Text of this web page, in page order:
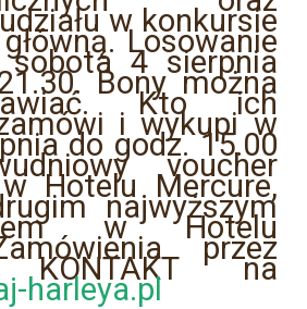
w konkursie
Losowanie
4 sierpnia
Bony można
Kto ich
i wykupi w
do godz. 15.00
voucher
Hotelu Mercure,
najwyższym
w Hotelu
przez
KONTAKT na
harleya.pl